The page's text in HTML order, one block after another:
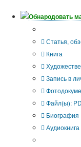
Обнародовать
Статья,
Книга
Запись в
Файл(ы):
Биография